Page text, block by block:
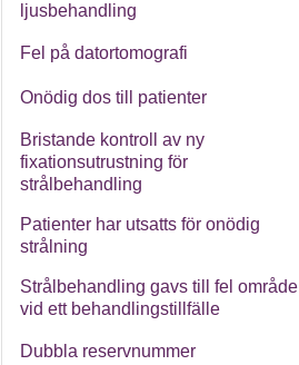
ljusbehandling
Fel på datortomografi
Onödig dos till patienter
Bristande kontroll av ny
fixationsutrustning för
strålbehandling
Patienter har utsatts för onödig
strålning
Strålbehandling gavs till fel område
vid ett behandlingstillfälle
Dubbla reservnummer